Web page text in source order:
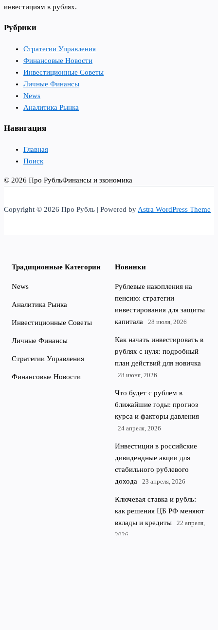
инвестициям в рублях.
Рубрики
Стратегии Управления
Финансовые Новости
Инвестиционные Советы
Личные Финансы
News
Аналитика Рынка
Навигация
Главная
Поиск
© 2026 Про РубльФинансы и экономика
Copyright © 2026 Про Рубль | Powered by Astra WordPress Theme
Традиционные Категории
News
Аналитика Рынка
Инвестиционные Советы
Личные Финансы
Стратегии Управления
Финансовые Новости
Новинки
Рублевые накопления на
пенсию: стратегии
инвестирования для защиты
капитала
28 июля, 2026
Как начать инвестировать в
рублях с нуля: подробный
план действий для новичка
28 июня, 2026
Что будет с рублем в
ближайшие годы: прогноз
курса и факторы давления
24 апреля, 2026
Инвестиции в российские
дивидендные акции для
стабильного рублевого
дохода
23 апреля, 2026
Ключевая ставка и рубль:
как решения ЦБ РФ меняют
вклады и кредиты
22 апреля,
2026